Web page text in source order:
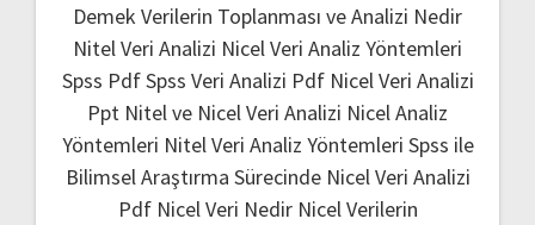
Demek Verilerin Toplanması ve Analizi Nedir
Nitel Veri Analizi Nicel Veri Analiz Yöntemleri
Spss PdfSpss Veri Analizi Pdf Nicel Veri Analizi
Ppt Nitel ve Nicel Veri Analizi Nicel Analiz
Yöntemleri Nitel Veri Analiz Yöntemleri Spss ile
Bilimsel Araştırma Sürecinde Nicel Veri Analizi
Pdf Nicel Veri Nedir Nicel Verilerin